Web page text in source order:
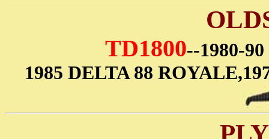
TD1800--1980-
1985 DELTA 88